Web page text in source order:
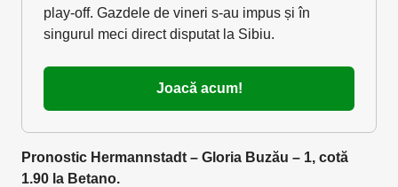
play-off. Gazdele de vineri s-au impus și în
singurul meci direct disputat la Sibiu.
Joacă acum!
Pronostic Hermannstadt – Gloria Buzău – 1, cotă
1.90 la Betano.